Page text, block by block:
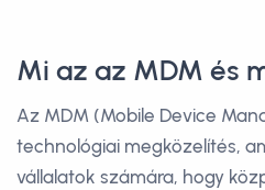
Mi az az MDM és
Az MDM (Mobile Device
technológiai megközelítés,
vállalatok számára, hogy